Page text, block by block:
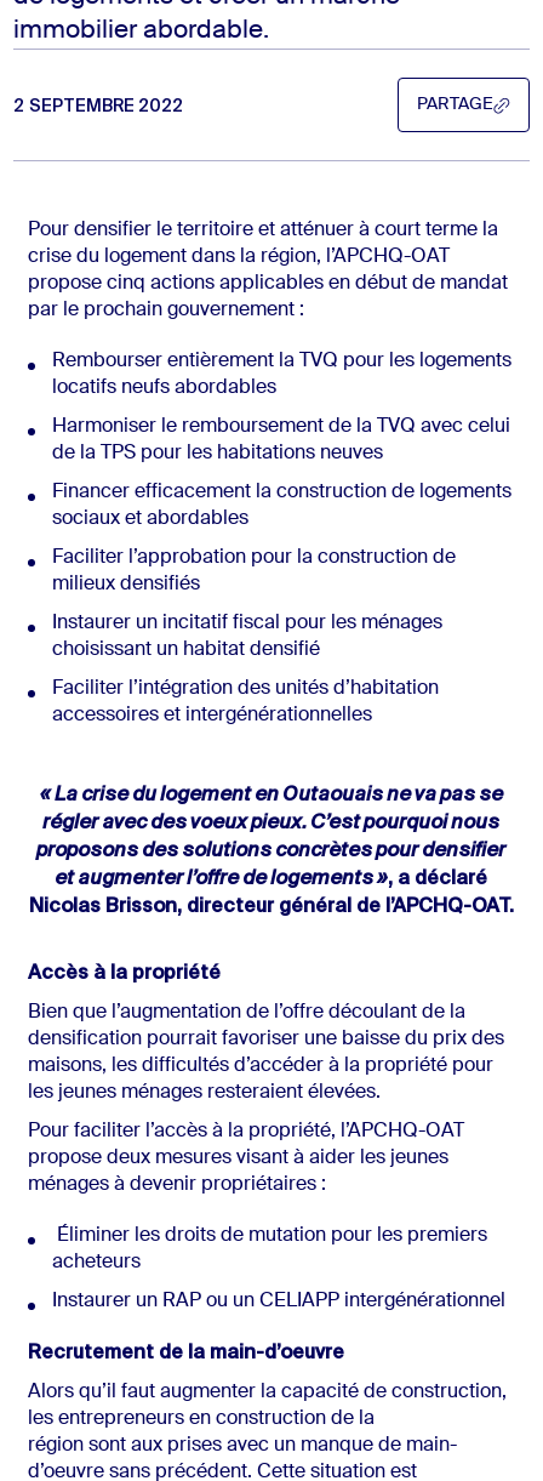
immobilier abordable.
2 SEPTEMBRE 2022 PARTAGE
PARTAGE
Pour densifier le territoire et atténuer à court terme la
crise du logement dans la région, l’APCHQ-OAT
propose cinq actions applicables en début de mandat
par le prochain gouvernement :
Rembourser entièrement la TVQ pour les logements
locatifs neufs abordables
Harmoniser le remboursement de la TVQ avec celui
de la TPS pour les habitations neuves
Financer efficacement la construction de logements
sociaux et abordables
Faciliter l’approbation pour la construction de
milieux densifiés
Instaurer un incitatif fiscal pour les ménages
choisissant un habitat densifié
Faciliter l’intégration des unités d’habitation
accessoires et intergénérationnelles
« La crise du logement en Outaouais ne va pas se
régler avec des voeux pieux. C’est pourquoi nous
proposons des solutions concrètes pour densifier
et augmenter l’offre de logements », a déclaré
Nicolas Brisson, directeur général de l’APCHQ-OAT.
Accès à la propriété
Bien que l’augmentation de l’offre découlant de la
densification pourrait favoriser une baisse du prix des
maisons, les difficultés d’accéder à la propriété pour
les jeunes ménages resteraient élevées.
Pour faciliter l’accès à la propriété, l’APCHQ-OAT
propose deux mesures visant à aider les jeunes
ménages à devenir propriétaires :
Éliminer les droits de mutation pour les premiers
acheteurs
Instaurer un RAP ou un CELIAPP intergénérationnel
Recrutement de la main-d’oeuvre
Alors qu’il faut augmenter la capacité de construction,
les entrepreneurs en construction de la
région sont aux prises avec un manque de main-
d’oeuvre sans précédent. Cette situation est